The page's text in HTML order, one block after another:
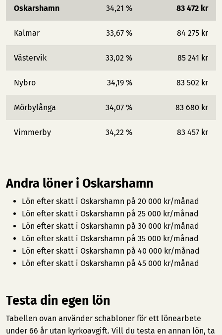
Oskarshamn 34,21 % 83 472 kr
Kalmar 33,67 % 84 275 kr
Västervik 33,02 % 85 241 kr
Nybro 34,19 % 83 502 kr
Mörbylånga 34,07 % 83 680 kr
Vimmerby 34,22 % 83 457 kr
Andra löner i Oskarshamn
Lön efter skatt i Oskarshamn på 20 000 kr/månad
Lön efter skatt i Oskarshamn på 25 000 kr/månad
Lön efter skatt i Oskarshamn på 30 000 kr/månad
Lön efter skatt i Oskarshamn på 35 000 kr/månad
Lön efter skatt i Oskarshamn på 40 000 kr/månad
Lön efter skatt i Oskarshamn på 45 000 kr/månad
Testa din egen lön
Tabellen ovan använder schabloner för ett lönearbete
under 66 år utan kyrkoavgift. Vill du testa en annan lön, ta